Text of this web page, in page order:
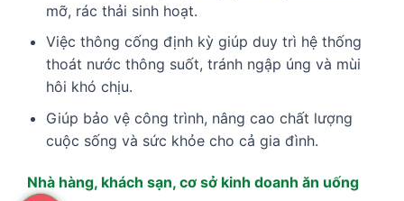
mỡ, rác thải sinh hoạt.
Việc thông cống định kỳ giúp duy trì hệ thống
thoát nước thông suốt, tránh ngập úng và mùi
hôi khó chịu.
Giúp bảo vệ công trình, nâng cao chất lượng
cuộc sống và sức khỏe cho cả gia đình.
Nhà hàng, khách sạn, cơ sở kinh doanh ăn uống